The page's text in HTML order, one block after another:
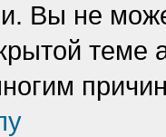
Вы не
теме